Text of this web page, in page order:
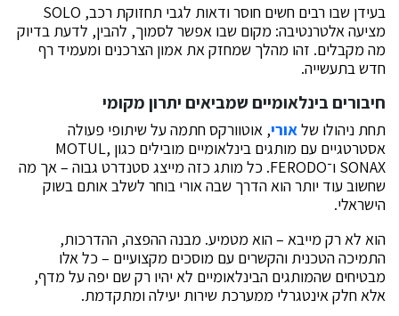
בעידן שבו רבים חשים חוסר ודאות לגבי תחזוקת רכב, SOLO
מציעה אלטרנטיבה: מקום שבו אפשר לסמוך, להבין, לדעת בדיוק
מה מקבלים. זהו מהלך שמחזק את אמון הצרכנים ומעמיד רף
חדש בתעשייה.
חיבורים בינלאומיים שמביאים יתרון מקומי
תחת ניהולו שלאורי, אוטוורקס חתמה על שיתופי פעולה
אסטרטגיים עם מותגים בינלאומיים מובילים כגון MOTUL,
SONAX ו־FERODO. כל מותג כזה מייצג סטנדרט גבוה – אך מה
שחשוב עוד יותר הוא הדרך שבה אורי בוחר לשלב אותם בשוק
הישראלי.
הוא לא רק מייבא – הוא מטמיע. מבנה ההפצה, ההדרכות,
התמיכה הטכנית והקשרים עם מוסכים מקצועיים – כל אלו
מבטיחים שהמותגים הבינלאומיים לא יהיו רק שם יפה על מדף,
אלא חלק אינטגרלי ממערכת שירות יעילה ומתקדמת.